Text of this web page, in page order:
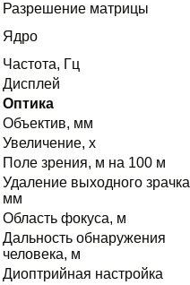
Разрешение матрицы
Ядро
Частота, Гц
Дисплей
Оптика
Объектив, мм
Увеличение, х
Поле зрения, м на 100 м
Удаление выходного
мм
Область фокуса, м
Дальность обнаружения
человека, м
Диоптрийная настройка